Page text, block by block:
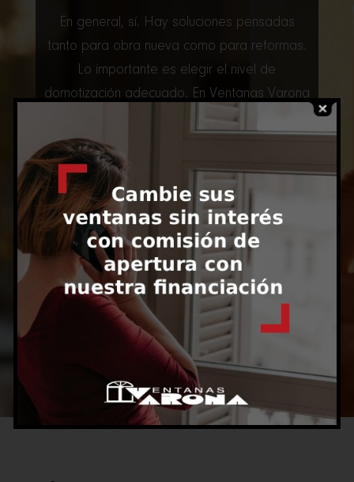
En general, sí. Hay soluciones pensadas
tanto para obra nueva como para reformas.
Lo importante es elegir el nivel de
domotización adecuado. En Ventanas Varona
solemos recomendar empezar por lo que
más se nota: persianas motorizadas y control
sencillo. Luego, si el cliente quiere, se puede
escalar.
Integración discreta y
estética
La tecnología no debería verse. Buscamos
que mandos, interruptores y sistemas
queden integrados y sean fáciles de usar
por cualquiera en casa.